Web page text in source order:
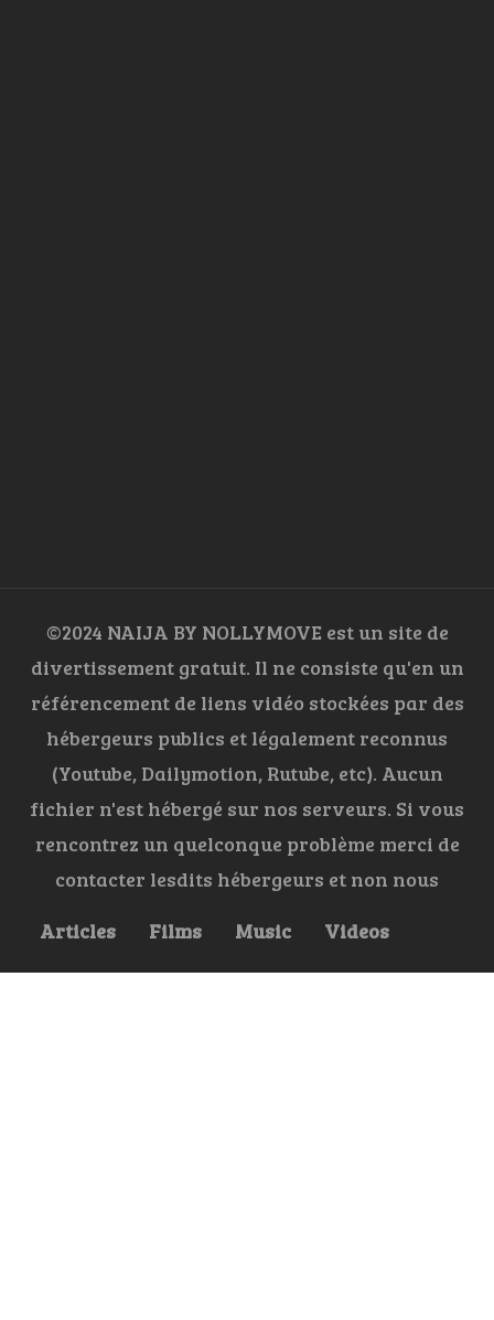
©2024 NAIJA BY NOLLYMOVE est un site de
divertissement gratuit. Il ne consiste qu'en un
référencement de liens vidéo stockées par des
hébergeurs publics et légalement reconnus
(Youtube, Dailymotion, Rutube, etc). Aucun
fichier n'est hébergé sur nos serveurs. Si vous
rencontrez un quelconque problème merci de
contacter lesdits hébergeurs et non nous
Articles
Films Music Videos